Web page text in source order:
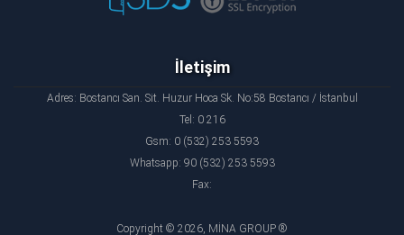
İletişim
Adres: Bostancı San. Sit. Huzur Hoca Sk. No:58 Bostancı / İstanbul
Tel: 0 216
Gsm: 0 (532) 253 5593
Whatsapp: 90 (532) 253 5593
Fax:
Copyright © 2026, MİNA GROUP ®